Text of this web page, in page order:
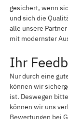
gesichert, wenn
und sich die
alle unsere
mit modernster
Ihr
Nur durch eine
können wir
ist. Deswegen
können wir uns
Bewertungen bei